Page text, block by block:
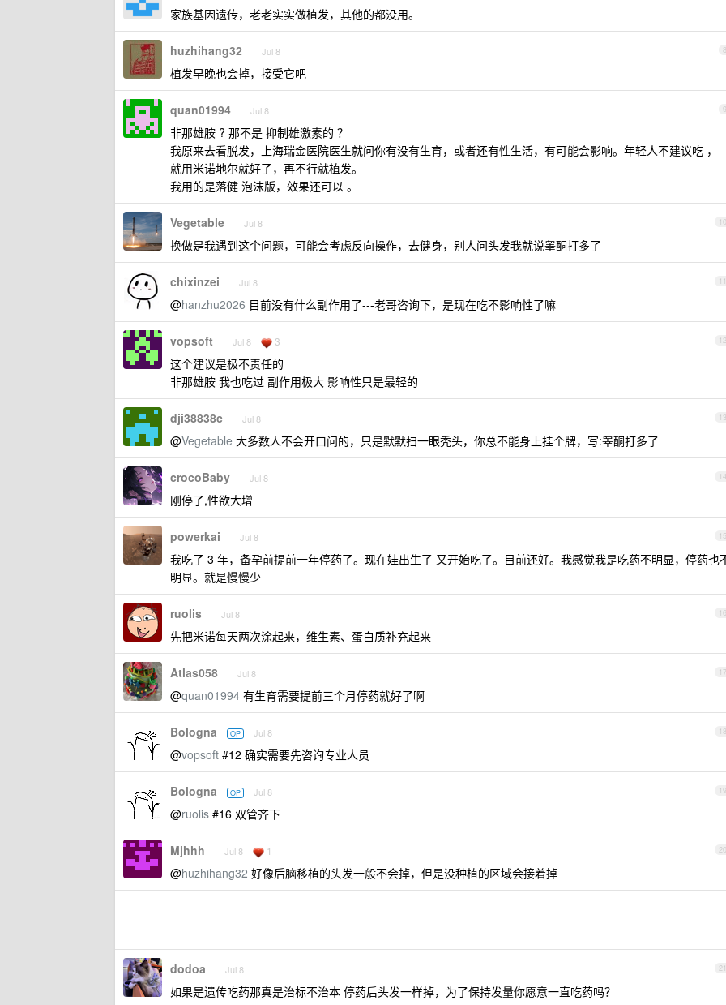
家族基因遗传，老老实实做植发，其他的都没用。
8
huzhihang32 Jul 8
植发早晚也会掉，接受它吧
9
quan01994 Jul 8
非那雄胺 ? 那不是 抑制雄激素的 ？
我原来去看脱发，上海瑞金医院医生就问你有没有生育，或者还有性生活，有可能会影响。年轻人不建议吃 ，
就用米诺地尔就好了，再不行就植发。
我用的是落健 泡沫版，效果还可以 。
10
Vegetable Jul 8
换做是我遇到这个问题，可能会考虑反向操作，去健身，别人问头发我就说睾酮打多了
11
chixinzei Jul 8
@hanzhu2026 目前没有什么副作用了---老哥咨询下，是现在吃不影响性了嘛
12
vopsoft Jul 8 3
这个建议是极不责任的
非那雄胺 我也吃过 副作用极大 影响性只是最轻的
13
dji38838c Jul 8
@Vegetable 大多数人不会开口问的，只是默默扫一眼秃头，你总不能身上挂个牌，写:睾酮打多了
14
crocoBaby Jul 8
刚停了,性欲大增
15
powerkai Jul 8
我吃了 3 年，备孕前提前一年停药了。现在娃出生了 又开始吃了。目前还好。我感觉我是吃药不明显，停药也
明显。就是慢慢少
16
ruolis Jul 8
先把米诺每天两次涂起来，维生素、蛋白质补充起来
17
Atlas058 Jul 8
@quan01994 有生育需要提前三个月停药就好了啊
18
Bologna OP Jul 8
@vopsoft #12 确实需要先咨询专业人员
19
Bologna OP Jul 8
@ruolis #16 双管齐下
20
Mjhhh Jul 8 1
@huzhihang32 好像后脑移植的头发一般不会掉，但是没种植的区域会接着掉
21
dodoa Jul 8
如果是遗传吃药那真是治标不治本 停药后头发一样掉，为了保持发量你愿意一直吃药吗？